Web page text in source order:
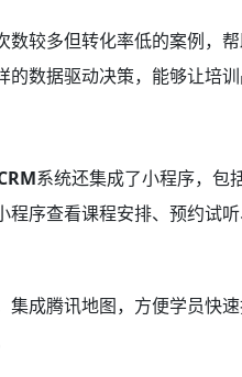
较多但转化率低的案例，
数据驱动决策，能够让培训
系统还集成了小程序，包
序查看课程安排、预约试
集成腾讯地图，方便学员快